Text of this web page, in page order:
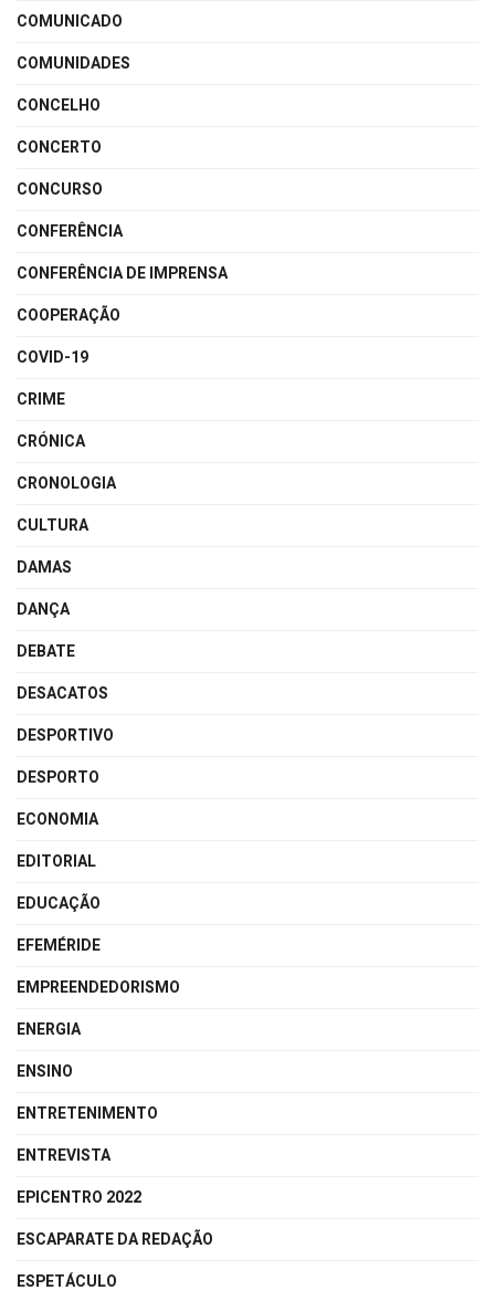
COMUNICADO
COMUNIDADES
CONCELHO
CONCERTO
CONCURSO
CONFERÊNCIA
CONFERÊNCIA DE IMPRENSA
COOPERAÇÃO
COVID-19
CRIME
CRÓNICA
CRONOLOGIA
CULTURA
DAMAS
DANÇA
DEBATE
DESACATOS
DESPORTIVO
DESPORTO
ECONOMIA
EDITORIAL
EDUCAÇÃO
EFEMÉRIDE
EMPREENDEDORISMO
ENERGIA
ENSINO
ENTRETENIMENTO
ENTREVISTA
EPICENTRO 2022
ESCAPARATE DA REDAÇÃO
ESPETÁCULO